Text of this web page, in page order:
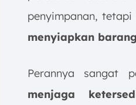
penyimpanan, tetapi
menyiapkan
Perannya sangat
menjaga